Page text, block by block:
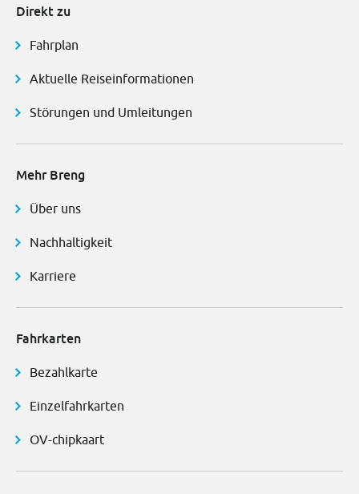
Direkt zu
Fahrplan
Aktuelle Reiseinformationen
Störungen und Umleitungen
Mehr Breng
Über uns
Nachhaltigkeit
Karriere
Fahrkarten
Bezahlkarte
Einzelfahrkarten
OV-chipkaart